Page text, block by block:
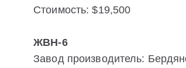
Стоимость: $19,500
ЖВН-6
Завод производитель: